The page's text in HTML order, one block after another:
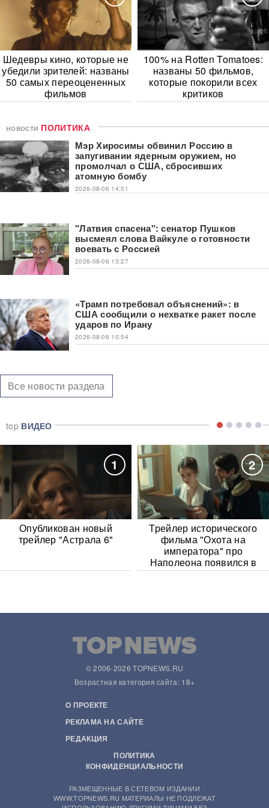
Шедевры кино, которые не
убедили зрителей: названы
50 самых переоцененных
фильмов
100% на Rotten Tomatoes:
названы 50 фильмов,
которые покорили всех
критиков
новости ПОЛИТИКА
Мэр Хиросимы обвинил Россию в
запугивании ядерным оружием, но
промолчал о США, сбросивших
атомную бомбу
2026-08-06 14:51
"Латвия спасена": сенатор Пушков
высмеял слова Вайкуле о готовности
воевать с Россией
2026-08-06 13:27
«Трамп потребовал объяснений»: в
США сообщили о нехватке ракет после
ударов по Ирану
2026-08-06 10:54
Все новости раздела
top ВИДЕО
1
Опубликован новый
трейлер "Астрала 6"
2
Трейлер исторического
фильма "Охота на
императора" про
Наполеона появился в
Сети
© 2006-2026 TOPNEWS.RU
Возрастная категория сайта: 18+
О ПРОЕКТЕ
РЕКЛАМА НА САЙТЕ
РЕДАКЦИЯ
ПОЛИТИКА
КОНФИДЕНЦИАЛЬНОСТИ
РАЗМЕЩЕННЫЕ В СЕТЕВОМ ИЗДАНИИ
WWW.TOPNEWS.RU МАТЕРИАЛЫ НЕ ПОДЛЕЖАТ